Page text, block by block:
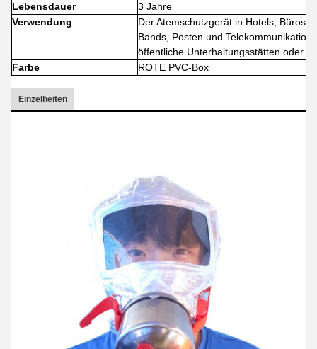
Lebensdauer
3 Jahre
Verwendung
Der Atemschutzgerät in Hotels, Büros,
Bands, Posten und
öffentliche Unterhaltungsstätten oder
Farbe
ROTE PVC-Box
Einzelheiten